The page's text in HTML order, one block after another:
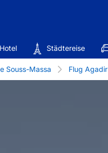
Hotel Städtereise
Souss-Massa Flug Agadir